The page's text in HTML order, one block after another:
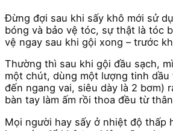
Đừng đợi sau khi sấy khô mới sử
bóng và bảo vệ tóc, sự thật là tóc
vệ ngay sau khi gội xong – trước
Thường thì sau khi gội đầu sạch,
một chút, dùng một lượng tinh dầu
đến ngang vai, siêu dày là 2 bơm)
bàn tay làm ấm rồi thoa đều từ
Mọi người hay sấy ở nhiệt độ thấp